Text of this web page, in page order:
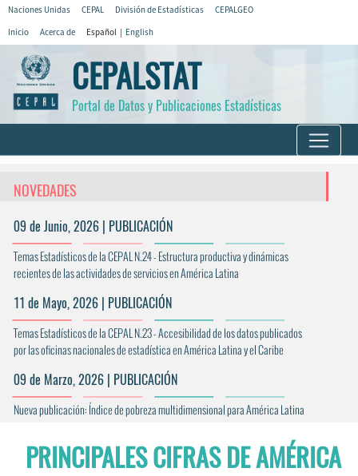
Naciones Unidas CEPAL División de Estadísticas
CEPALGEO
Inicio
Acerca de Español | English
CEPALSTAT
Portal de Datos y Publicaciones Estadísticas
NOVEDADES
09 de Junio, 2026 | PUBLICACIÓN
Temas Estadísticos de la CEPAL N.24 - Estructura productiva y dinámicas
recientes de las actividades de servicios en América Latina
11 de Mayo, 2026 | PUBLICACIÓN
Temas Estadísticos de la CEPAL N.23 - Accesibilidad de los datos publicados
por las oficinas nacionales de estadística en América Latina y el Caribe
09 de Marzo, 2026 | PUBLICACIÓN
Nueva publicación: Índice de pobreza multidimensional para América Latina
PRINCIPALES CIFRAS DE AMÉRICA